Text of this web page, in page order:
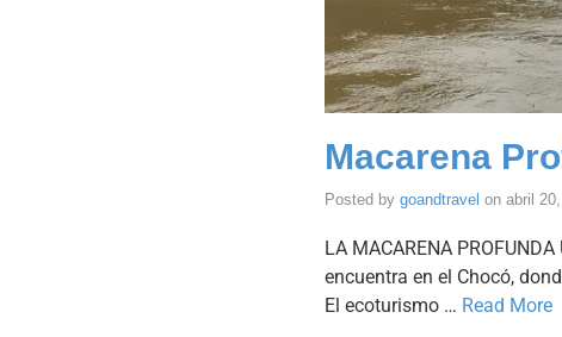
Macarena
Posted by goandtravel on abril
LA MACARENA
encuentra en el Chocó,
El ecoturismo … Read More